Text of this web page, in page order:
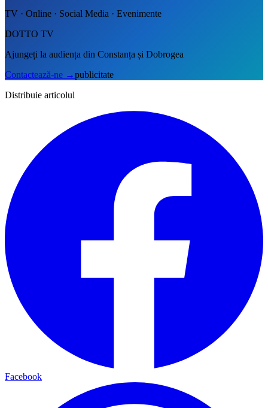
TV · Online · Social Media · Evenimente
DOTTO TV
Ajungeți la audiența din Constanța și Dobrogea
Contactează-ne →publicitate
Distribuie articolul
Facebook